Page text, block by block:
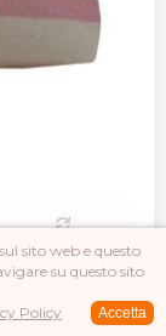
CON NOME
sito web e questo
su questo sito
Policy
Accetta